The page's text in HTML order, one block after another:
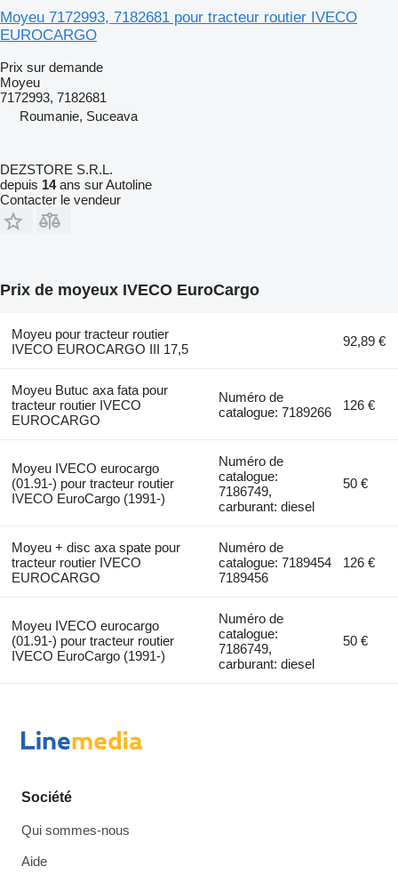
Moyeu 7172993, 7182681 pour tracteur routier IVECO
EUROCARGO
Prix sur demande
Moyeu
7172993, 7182681
Roumanie, Suceava
DEZSTORE S.R.L.
depuis 14ans sur Autoline
Contacter le vendeur
Prix de moyeux IVECO EuroCargo
Moyeu pour tracteur routier
IVECO EUROCARGO III 17,5
92,89 €
Moyeu Butuc axa fata pour
tracteur routier IVECO
EUROCARGO
Numéro de
catalogue: 7189266
126 €
Moyeu IVECO eurocargo
(01.91-) pour tracteur routier
IVECO EuroCargo (1991-)
Numéro de
catalogue:
7186749,
carburant: diesel
50 €
Moyeu + disc axa spate pour
tracteur routier IVECO
EUROCARGO
Numéro de
catalogue: 7189454
7189456
126 €
Moyeu IVECO eurocargo
(01.91-) pour tracteur routier
IVECO EuroCargo (1991-)
Numéro de
catalogue:
7186749,
carburant: diesel
50 €
Société
Qui sommes-nous
Aide